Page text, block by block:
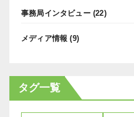
事務局インタビュー(22)
メディア情報 (9)
タグ一覧